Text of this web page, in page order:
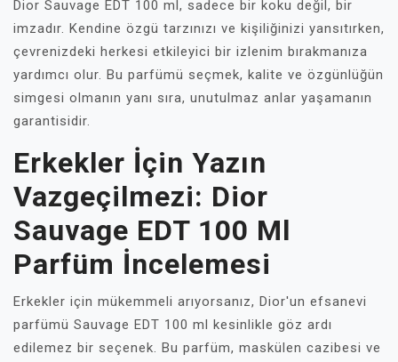
Dior Sauvage EDT 100 ml, sadece bir koku değil, bir
imzadır. Kendine özgü tarzınızı ve kişiliğinizi yansıtırken,
çevrenizdeki herkesi etkileyici bir izlenim bırakmanıza
yardımcı olur. Bu parfümü seçmek, kalite ve özgünlüğün
simgesi olmanın yanı sıra, unutulmaz anlar yaşamanın
garantisidir.
Erkekler İçin Yazın
Vazgeçilmezi: Dior
Sauvage EDT 100 Ml
Parfüm İncelemesi
Erkekler için mükemmeli arıyorsanız, Dior'un efsanevi
parfümü Sauvage EDT 100 ml kesinlikle göz ardı
edilemez bir seçenek. Bu parfüm, maskülen cazibesi ve